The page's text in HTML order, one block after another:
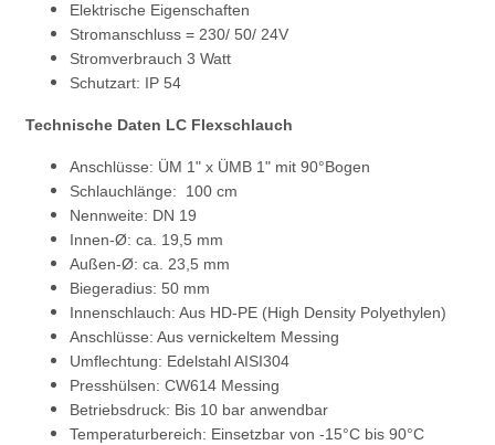
Elektrische Eigenschaften
Stromanschluss = 230/ 50/ 24V
Stromverbrauch 3 Watt
Schutzart: IP 54
Technische Daten LC Flexschlauch
Anschlüsse: ÜM 1" x ÜMB 1" mit 90°Bogen
Schlauchlänge: 100 cm
Nennweite: DN 19
Innen-Ø: ca. 19,5 mm
Außen-Ø: ca. 23,5 mm
Biegeradius: 50 mm
Innenschlauch: Aus HD-PE (High Density Polyethylen)
Anschlüsse: Aus vernickeltem Messing
Umflechtung: Edelstahl AISI304
Presshülsen: CW614 Messing
Betriebsdruck: Bis 10 bar anwendbar
Temperaturbereich: Einsetzbar von -15°C bis 90°C